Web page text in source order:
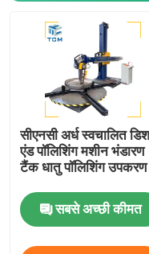
शीट पॉलिशिंग मशीन
स्टील कोहनी
वेल्ड प्लेनर
वेल्ड पॉलिशिंग मशीन
सीएनसी अर्ध स्वचालित
एंड पॉलिशिंग मशीन भंडारण
टैंक धातु पॉलिशिंग उपकरण
सबसे अच्छी कीमत